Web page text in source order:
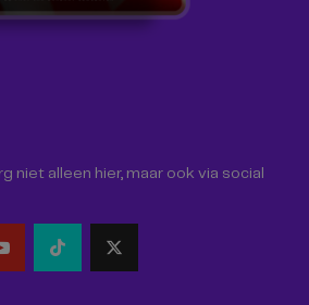
niet alleen hier, maar ook via social